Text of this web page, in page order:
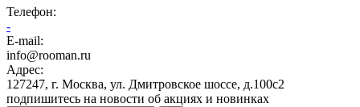
Телефон:
-
E-mail:
info@rooman.ru
Адрес:
127247, г. Москва, ул. Дмитровское шоссе, д.100с2
подпишитесь на новости об акциях и новинках